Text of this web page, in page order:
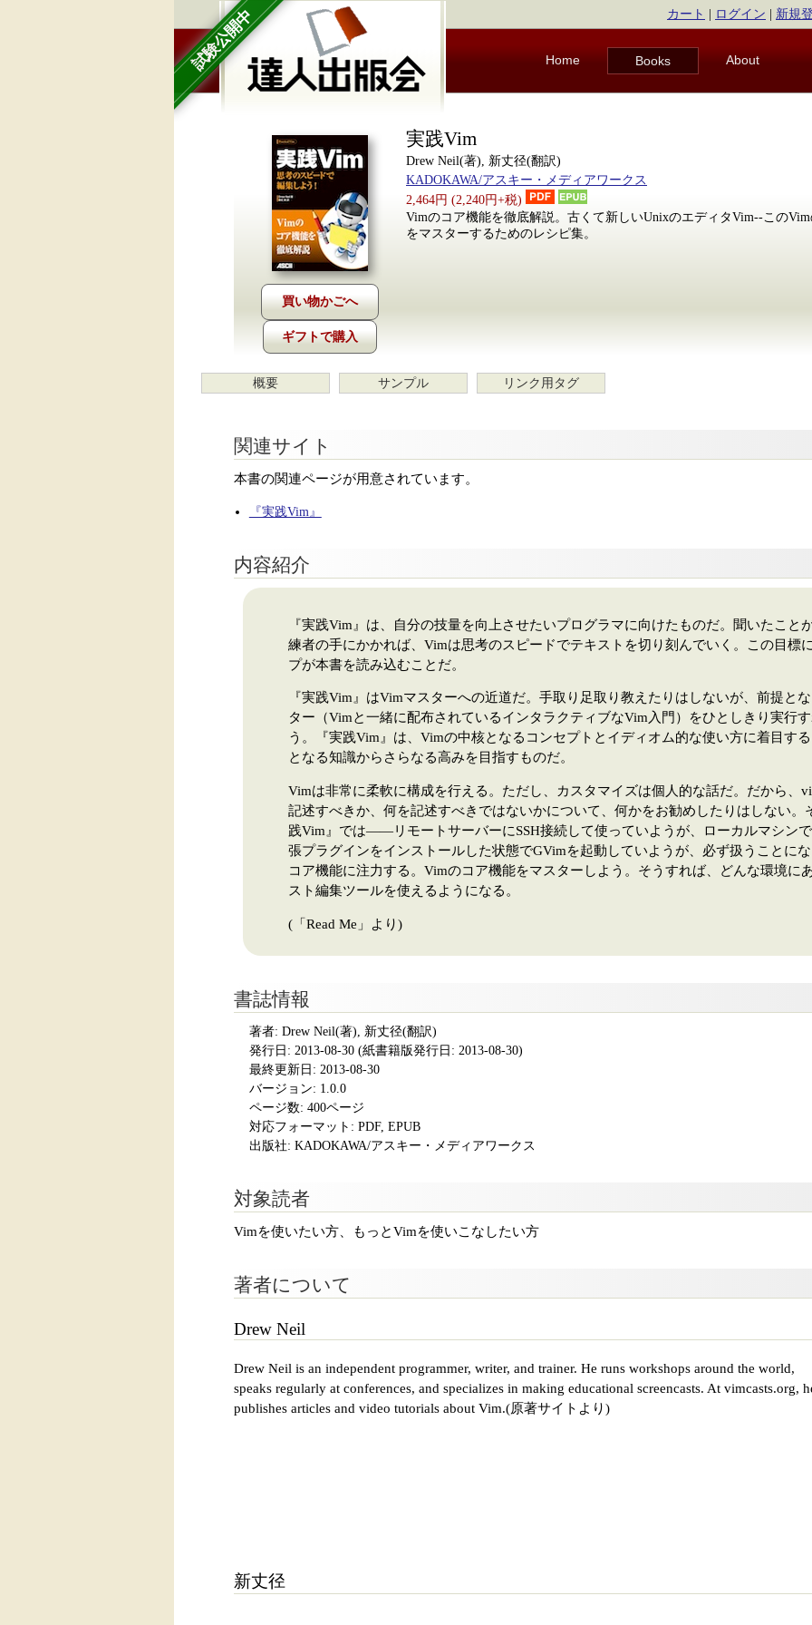
試験公開中 カート ログイン 新規
Home Books About
ギフトで購入
実践Vim
Drew Neil(著), 新丈径(翻訳)
KADOKAWA/アスキー・メディアワークス
2,464円 (2,240円+税)
Vimのコア機能を徹底解説。古くて新しいUnixのエディタVim--この
をマスターするためのレシピ集。
概要 サンプル リンク用タグ
関連サイト
本書の関連ページが用意されています。
『実践Vim』
内容紹介
『実践Vim』は、自分の技量を向上させたいプログラマに向けたものだ。聞いたこと
練者の手にかかれば、Vimは思考のスピードでテキストを切り刻んでいく。この目標
プが本書を読み込むことだ。
『実践Vim』はVimマスターへの近道だ。手取り足取り教えたりはしないが、前提と
ター（Vimと一緒に配布されているインタラクティブなVim入門）をひとしきり実行
う。『実践Vim』は、Vimの中核となるコンセプトとイディオム的な使い方に着目す
となる知識からさらなる高みを目指すものだ。
Vimは非常に柔軟に構成を行える。ただし、カスタマイズは個人的な話だ。だから、
記述すべきか、何を記述すべきではないかについて、何かをお勧めしたりはしない。
践Vim』では――リモートサーバーにSSH接続して使っていようが、ローカルマシン
張プラグインをインストールした状態でGVimを起動していようが、必ず扱うこと
コア機能に注力する。Vimのコア機能をマスターしよう。そうすれば、どんな環境に
スト編集ツールを使えるようになる。
(「Read Me」より)
書誌情報
著者: Drew Neil(著), 新丈径(翻訳)
発行日: 2013-08-30(紙書籍版発行日: 2013-08-30)
最終更新日: 2013-08-30
バージョン: 1.0.0
ページ数: 400ページ
対応フォーマット: PDF, EPUB
出版社: KADOKAWA/アスキー・メディアワークス
対象読者
Vimを使いたい方、もっとVimを使いこなしたい方
著者について
Drew Neil
Drew Neil is an independent programmer, writer, and trainer. He runs workshops around the world,
speaks regularly at conferences, and specializes in making educational screencasts. At vimcasts.org,
publishes articles and video tutorials about Vim.(原著サイトより)
新丈径